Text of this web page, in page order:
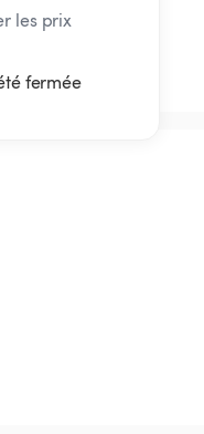
les prix
fermée